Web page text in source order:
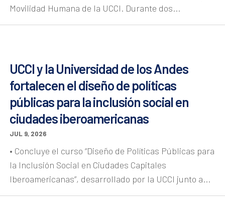
Movilidad Humana de la UCCI. Durante dos...
UCCI y la Universidad de los Andes
fortalecen el diseño de políticas
públicas para la inclusión social en
ciudades iberoamericanas
JUL 9, 2026
• Concluye el curso “Diseño de Políticas Públicas para
la Inclusión Social en Ciudades Capitales
Iberoamericanas”, desarrollado por la UCCI junto a...